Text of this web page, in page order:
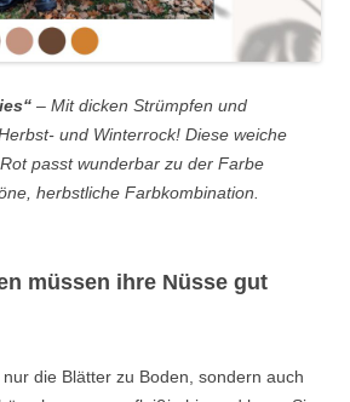
– Mit dicken Strümpfen und
und Winterrock! Diese weiche
passt wunderbar zu der Farbe
herbstliche Farbkombination.
müssen ihre Nüsse gut
die Blätter zu Boden, sondern auch